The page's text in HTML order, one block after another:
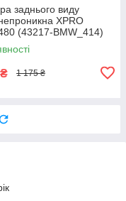
заднього виду
XPRO
(43217-BMW_414)
₴ 1 175 ₴